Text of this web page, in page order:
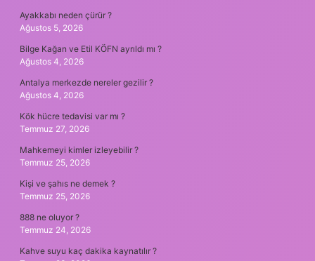
Ayakkabı neden çürür ?
Ağustos 5, 2026
Bilge Kağan ve Etil KÖFN ayrıldı mı ?
Ağustos 4, 2026
Antalya merkezde nereler gezilir ?
Ağustos 4, 2026
Kök hücre tedavisi var mı ?
Temmuz 27, 2026
Mahkemeyi kimler izleyebilir ?
Temmuz 25, 2026
Kişi ve şahıs ne demek ?
Temmuz 25, 2026
888 ne oluyor ?
Temmuz 24, 2026
Kahve suyu kaç dakika kaynatılır ?